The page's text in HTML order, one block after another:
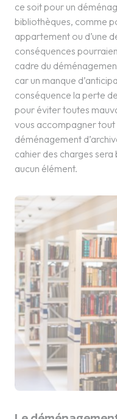
ce soit pour un
bibliothèques, comme
appartement ou d’une
conséquences
cadre du
car un manque
conséquence la perte
pour éviter toutes
vous accompagner tout
déménagement
cahier des charges sera
aucun élément.